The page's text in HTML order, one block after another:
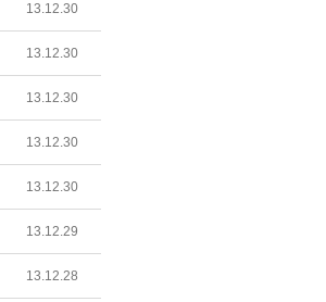
13.12.30
13.12.30
13.12.30
13.12.30
13.12.30
13.12.29
13.12.28